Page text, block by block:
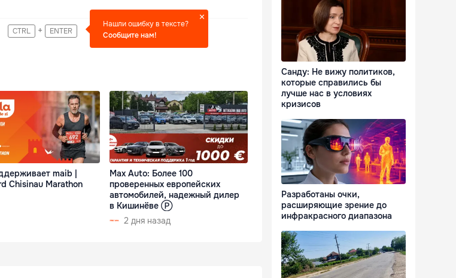
CTRL + ENTER
Нашли ошибку в тексте?
Сообщите нам!
maib |
Chisinau Marathon
Max Auto: Более 100
проверенных европейских
автомобилей, надежный дилер
в Кишинёве Ⓟ
2 дня назад
Санду: Не вижу политиков,
которые справились бы
лучше нас в условиях
кризисов
Разработаны очки,
расширяющие зрение до
инфракрасного диапазона